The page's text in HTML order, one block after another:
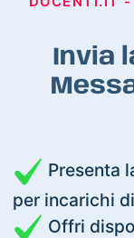
Invia
Presenta
per incarichi
Offri